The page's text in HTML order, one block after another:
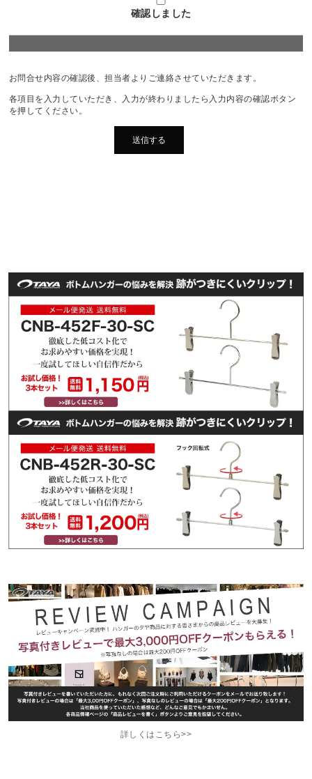
確認しました
お問合せ内容の確認後、担当者よりご連絡させていただきます。
各項目を入力していただき、入力が終わりましたら入力内容の確認ボタン
を押してください。
詳しくはこちら>>